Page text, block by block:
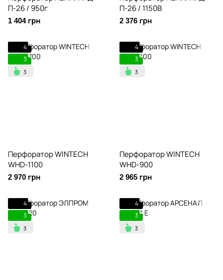
П-26 / 950г
1 404 грн
П-26 / 1150В
2 376 грн
4
3
Перфоратор WINTECH
WHD-1100
2 970 грн
4
3
Перфоратор WINTECH
WHD-900
2 965 грн
4
3
4
3